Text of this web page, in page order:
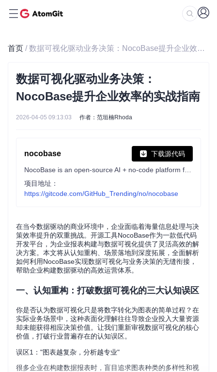
首页 / 数据可视化驱动业务决策：NocoBase提升企业效率的实战指南
数据可视化驱动业务决策：
NocoBase提升企业效率的实战指南
2026-04-05 09:13:03 作者：范垣楠Rhoda
nocobase 下载源代码
项目地址：
https://gitcode.com/GitHub_Trending/no/nocobase
在当今数据驱动的商业环境中，企业面临着海量信息处理与决
策效率提升的双重挑战。开源工具NocoBase作为一款低代码
开发平台，为企业报表构建与数据可视化提供了灵活高效的解
决方案。本文将从认知重构、场景落地到深度拓展，全面解析
如何利用NocoBase实现数据可视化与业务决策的无缝衔接，
帮助企业构建数据驱动的高效运营体系。
一、认知重构：打破数据可视化的三大认知误区
你是否认为数据可视化只是将数字转化为图表的简单过程？在
实际业务场景中，这种表面化理解往往导致企业投入大量资源
却未能获得相应决策价值。让我们重新审视数据可视化的核心
价值，打破行业普遍存在的认知误区。
误区1："图表越复杂，分析越专业"
很多企业在构建数据报表时，盲目追求图表种类的多样性和视